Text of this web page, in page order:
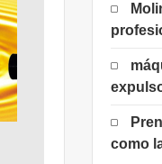
como